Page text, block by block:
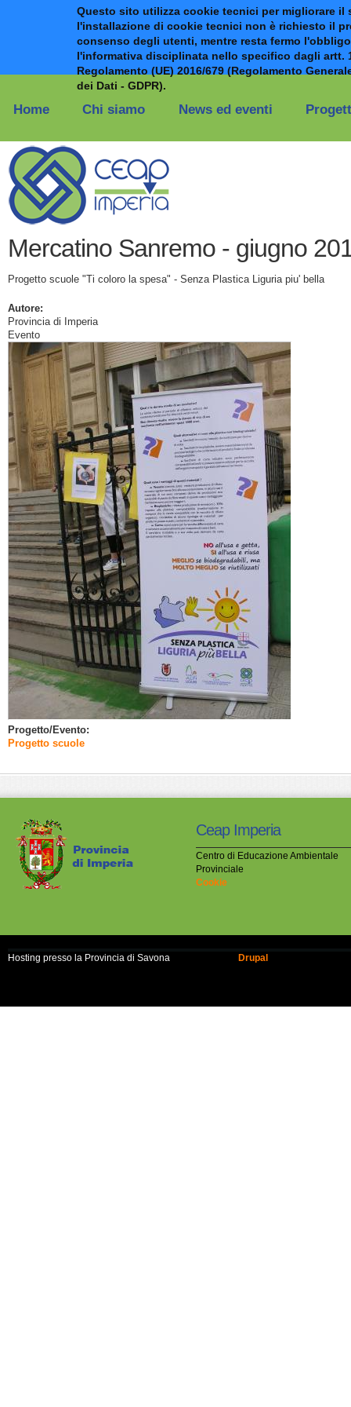
Questo sito utilizza cookie tecnici per migliorare il
l'installazione di cookie tecnici non è richiesto il
consenso degli utenti, mentre resta fermo
l'informativa disciplinata nello specifico dagli artt.
Regolamento (UE) 2016/679 (Regolamento
dei Dati - GDPR).
Salta al contenuto principale
Home Chi siamo News ed eventi
Mercatino Sanremo - giugno
Progetto scuole "Ti coloro la spesa" - Senza Plastica Liguria piu' bella
Autore:
Provincia di Imperia
Evento
Progetto/Evento:
Progetto scuole
Ceap Imperia
Centro di Educazione Ambientale
Provinciale
Cookie
Hosting presso la Provincia di Savona Drupal